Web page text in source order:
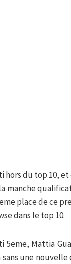
hors du top 10,
manche
place de ce
dans le top 10.
5eme, Mattia
sans une